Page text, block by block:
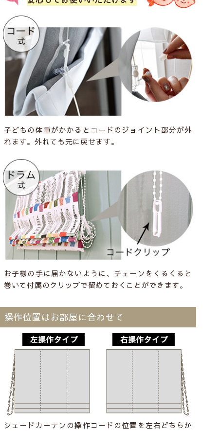
子どもの体重がかかるとコードのジョイント部分が外
れます。外れても元に戻せます。
お子様の手に届かないように、チェーンをくるくると
巻いて付属のクリップで留めておくことができます。
操作位置はお部屋に合わせて
シェードカーテンの操作コードの位置を左右どちらか